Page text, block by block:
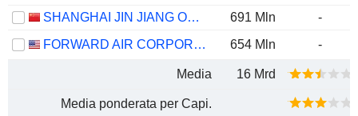
SHANGHAI JIN JIANG ONLINE NETWORK SERVICE CO., LTD.
691 Mln
-
FORWARD AIR CORPORATION
654 Mln -
Media 16 Mrd
Media ponderata per Capi.